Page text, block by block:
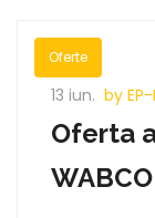
Oferte
13 iun. by
Oferta
WABCO